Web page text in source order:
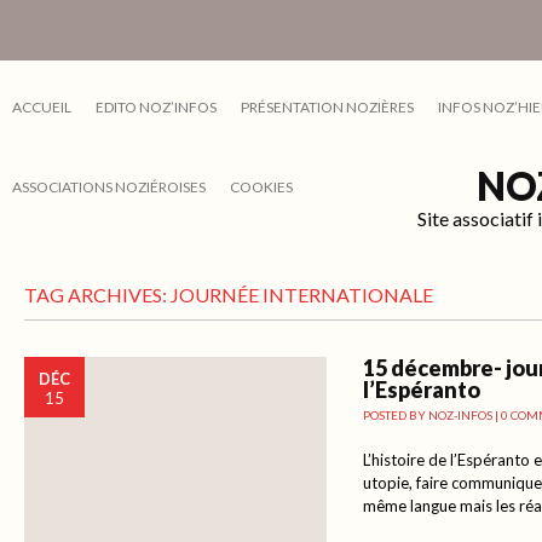
ACCUEIL EDITO NOZ’INFOS PRÉSENTATION NOZIÈRES INFOS
ASSOCIATIONS NOZIÉROISES COOKIES
Site associatif
TAG ARCHIVES: JOURNÉE INTERNATIONALE
DÉC
15
15 décembre-
l’Espéranto
POSTED BY NOZ-INFOS | 0
L’histoire de l’Espéranto
utopie, faire
même langue mais les